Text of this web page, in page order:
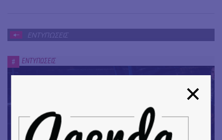
ΕΝΤΥΠΩΣΕΙΣ
# ΕΝΤΥΠΩΣΕΙΣ